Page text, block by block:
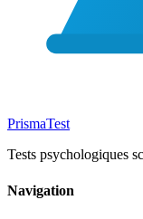
PrismaTest
Tests psychologiques
Navigation